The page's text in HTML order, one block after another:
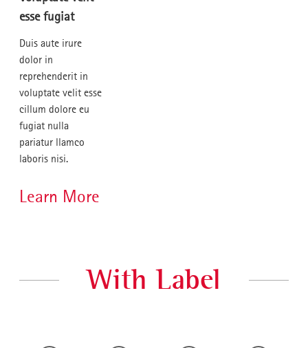
esse fugiat
Duis aute irure
dolor in
reprehenderit in
voluptate velit esse
cillum dolore eu
fugiat nulla
pariatur llamco
laboris nisi.
Learn More
With Label